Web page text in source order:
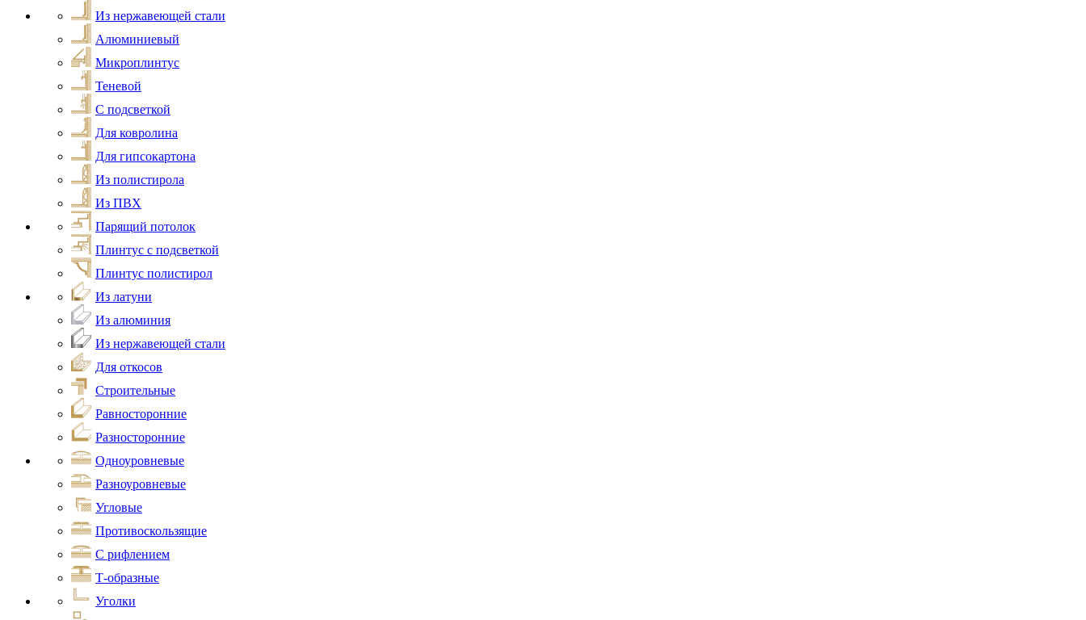
Из нержавеющей стали
Алюминиевый
Микроплинтус
Теневой
С подсветкой
Для ковролина
Для гипсокартона
Из полистирола
Из ПВХ
Парящий потолок
Плинтус с подсветкой
Плинтус полистирол
Из латуни
Из алюминия
Из нержавеющей стали
Для откосов
Строительные
Равносторонние
Разносторонние
Одноуровневые
Разноуровневые
Угловые
Противоскользящие
С рифлением
Т-образные
Уголки